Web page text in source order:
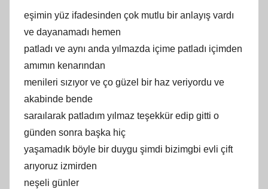
eşimin yüz ifadesinden çok mutlu bir anlayış vardı
ve dayanamadı hemen
patladı ve aynı anda yılmazda içime patladı içimden
amımın kenarından
menileri sızıyor ve ço güzel bir haz veriyordu ve
akabinde bende
saraılarak patladım yılmaz teşekkür edip gitti o
günden sonra başka hiç
yaşamadık böyle bir duygu şimdi bizimgbi evli çift
arıyoruz izmirden
neşeli günler